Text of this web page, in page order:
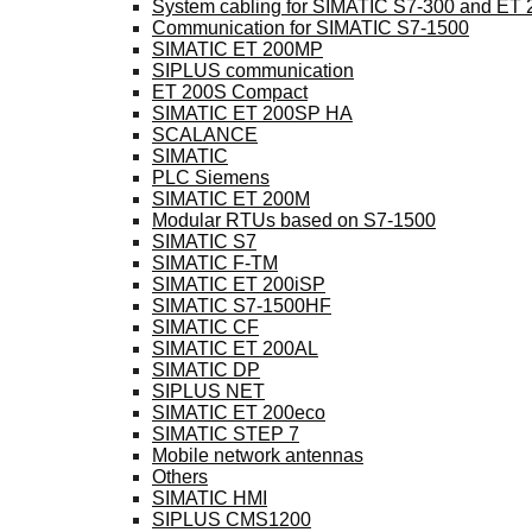
System cabling for SIMATIC S7-300 and ET
Communication for SIMATIC S7-1500
SIMATIC ET 200MP
SIPLUS communication
ET 200S Compact
SIMATIC ET 200SP HA
SCALANCE
SIMATIC
PLC Siemens
SIMATIC ET 200M
Modular RTUs based on S7-1500
SIMATIC S7
SIMATIC F-TM
SIMATIC ET 200iSP
SIMATIC S7-1500HF
SIMATIC CF
SIMATIC ET 200AL
SIMATIC DP
SIPLUS NET
SIMATIC ET 200eco
SIMATIC STEP 7
Mobile network antennas
Others
SIMATIC HMI
SIPLUS CMS1200